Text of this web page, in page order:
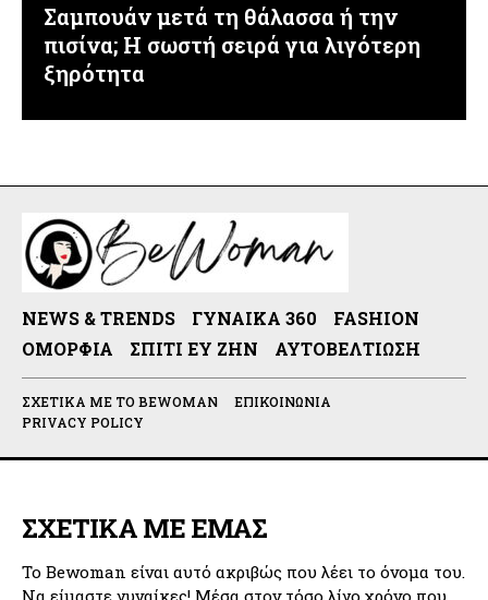
Σαμπουάν μετά τη θάλασσα ή την
πισίνα; Η σωστή σειρά για λιγότερη
ξηρότητα
NEWS & TRENDS ΓΥΝΑΊΚΑ 360
FASHION
ΟΜΟΡΦΙΆ
ΣΠΊΤΙ ΕΥ ΖΗΝ ΑΥΤΟΒΕΛΤΊΩΣΗ
ΣΧΕΤΙΚΆ ΜΕ ΤΟ BEWOMAN
ΕΠΙΚΟΙΝΩΝΊΑ
PRIVACY POLICY
ΣΧΕΤΙΚΑ ΜΕ ΕΜΑΣ
Το Bewoman είναι αυτό ακριβώς που λέει το όνομα του.
Να είμαστε γυναίκες! Μέσα στον τόσο λίγο χρόνο που